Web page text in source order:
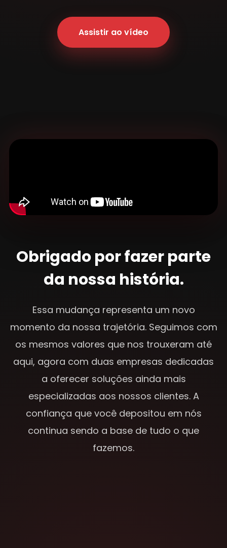
Assistir ao vídeo
Obrigado por fazer parte
da nossa história.
Essa mudança representa um novo
momento da nossa trajetória. Seguimos com
os mesmos valores que nos trouxeram até
aqui, agora com duas empresas dedicadas
a oferecer soluções ainda mais
especializadas aos nossos clientes. A
confiança que você depositou em nós
continua sendo a base de tudo o que
fazemos.